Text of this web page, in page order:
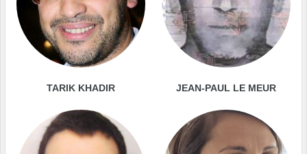
TARIK KHADIR JEAN-PAUL LE MEUR